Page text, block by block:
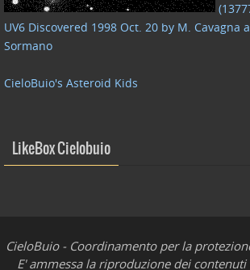
UV6 Discovered 1998 Oct. 20 by M. Cavagna
Sormano
CieloBuio's Asteroid Kids
LikeBox Cielobuio
CieloBuio - Coordinamento per la
E' ammessa la riproduzione dei